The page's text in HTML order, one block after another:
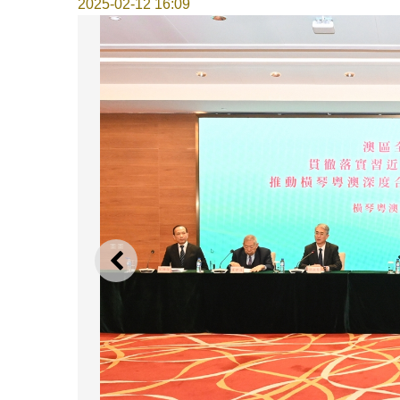
2025-02-12 16:09
上一則